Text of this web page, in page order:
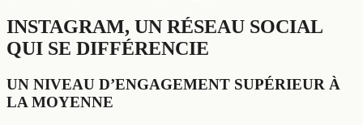
INSTAGRAM, UN RÉSEAU SOCIAL
QUI SE DIFFÉRENCIE
UN NIVEAU D’ENGAGEMENT SUPÉRIEUR À
LA MOYENNE